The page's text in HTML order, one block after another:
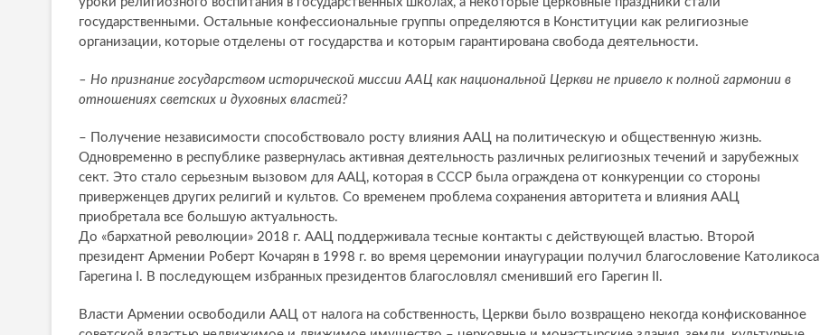
государственными. Остальные конфессиональные группы определяются в Конституции как религиозные
организации, которые отделены от государства и которым гарантирована свобода деятельности.
– Но признание государством исторической миссии ААЦ как национальной Церкви не привело к полной гармонии в
отношениях светских и духовных властей?
– Получение независимости способствовало росту влияния ААЦ на политическую и общественную жизнь.
Одновременно в республике развернулась активная деятельность различных религиозных течений и зарубежных
сект. Это стало серьезным вызовом для ААЦ, которая в СССР была ограждена от конкуренции со стороны
приверженцев других религий и культов. Со временем проблема сохранения авторитета и влияния ААЦ
приобретала все большую актуальность.
До «бархатной революции» 2018 г. ААЦ поддерживала тесные контакты с действующей властью. Второй
президент Армении Роберт Кочарян в 1998 г. во время церемонии инаугурации получил благословение Католикоса
Гарегина I. В последующем избранных президентов благословлял сменивший его Гарегин II.
Власти Армении освободили ААЦ от налога на собственность, Церкви было возвращено некогда конфискованное